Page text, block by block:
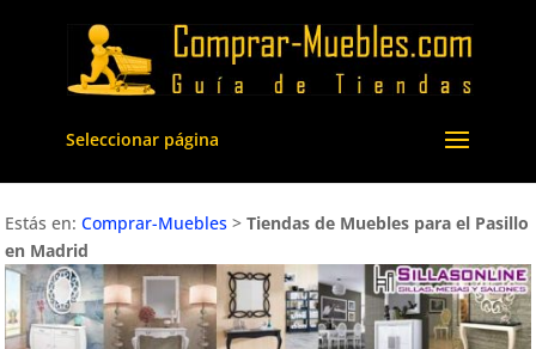
Seleccionar página
Estás en:Comprar-Muebles >Tiendas de Muebles para el Pasillo
en Madrid